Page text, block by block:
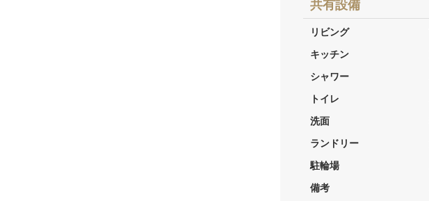
共有設備
リビング
キッチン
シャワー
トイレ
洗面
ランドリー
駐輪場
備考